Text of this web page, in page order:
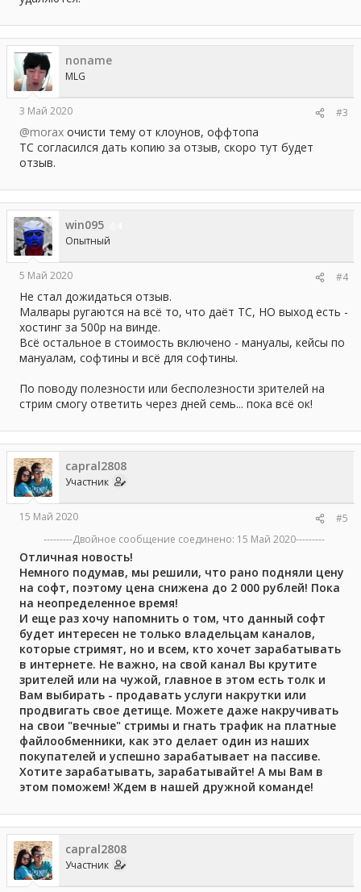
noname
MLG
3 Май 2020 #3
@morax очисти тему от клоунов, оффтопа
ТС согласился дать копию за отзыв, скоро тут будет
отзыв.
win095
Опытный
5 Май 2020 #4
Не стал дожидаться отзыв.
Малвары ругаются на всё то, что даёт ТС, НО выход есть -
хостинг за 500р на винде.
Всё остальное в стоимость включено - мануалы, кейсы по
мануалам, софтины и всё для софтины.
По поводу полезности или бесполезности зрителей на
стрим смогу ответить через дней семь... пока всё ок!
capral2808
Участник
15 Май 2020
#5
---------Двойное сообщение соединено: 15 Май 2020---------
Отличная новость!
Немного подумав, мы решили, что рано подняли цену
на софт, поэтому цена снижена до 2 000 рублей! Пока
на неопределенное время!
И еще раз хочу напомнить о том, что данный софт
будет интересен не только владельцам каналов,
которые стримят, но и всем, кто хочет зарабатывать
в интернете. Не важно, на свой канал Вы крутите
зрителей или на чужой, главное в этом есть толк и
Вам выбирать - продавать услуги накрутки или
продвигать свое детище. Можете даже накручивать
на свои "вечные" стримы и гнать трафик на платные
файлообменники, как это делает один из наших
покупателей и успешно зарабатывает на пассиве.
Хотите зарабатывать, зарабатывайте! А мы Вам в
этом поможем! Ждем в нашей дружной команде!
capral2808
Участник